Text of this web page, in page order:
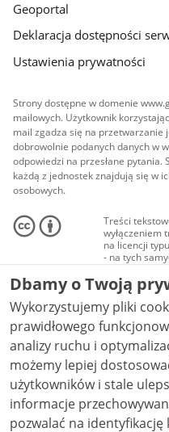
Geoportal
Deklaracja dostępności
Ustawienia prywatności
Strony dostępne w domenie
mailowych. Użytkownik
mail zgadza się na przetwarzanie
dobrowolnie podanych danych w
odpowiedzi na przesłane pytania.
każdą z jednostek znajdują się w
osobowych.
Treści
wyłączeniem
na licencji
- na tych
Materiały
audio i wideo,
Creative
NC-ND 4.0), o
Dbamy o Twoją
Wykorzystujemy pliki
prawidłowego
analizy ruchu i optymalizacji
możemy lepiej
użytkowników i stale ulepszać
informacje
pozwalać na